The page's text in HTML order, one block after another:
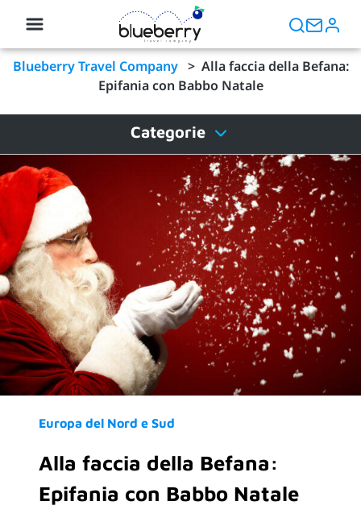
Blueberry Travel Company> Alla faccia della Befana:
Epifania con Babbo Natale
Categorie
Europa del Nord e Sud
Alla faccia della Befana:
Epifania con Babbo Natale